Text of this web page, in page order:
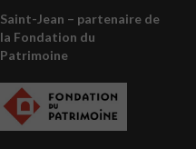
Saint-Jean – partenaire de
la Fondation du
Patrimoine